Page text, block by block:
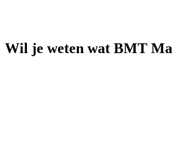
Wil je weten wat BMT